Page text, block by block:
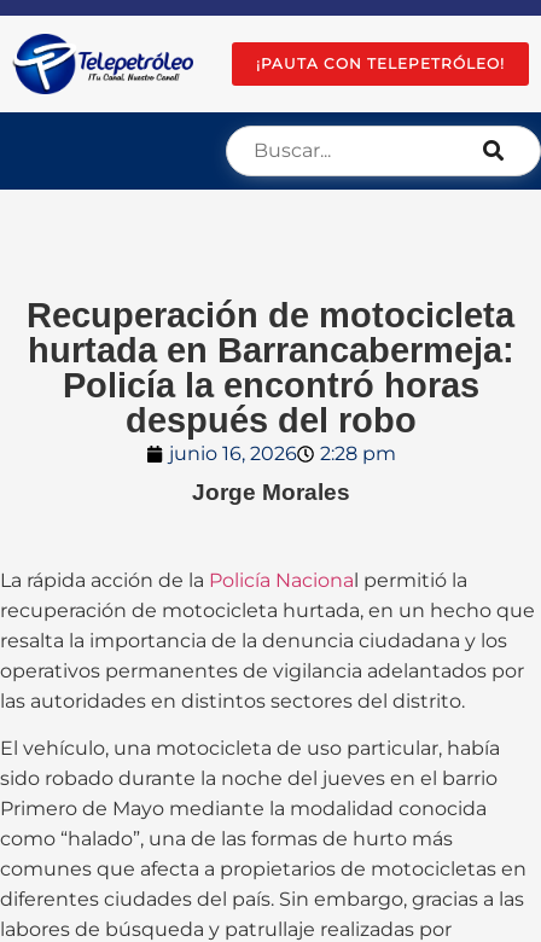
¡PAUTA CON TELEPETRÓLEO!
Recuperación de motocicleta
hurtada en Barrancabermeja:
Policía la encontró horas
después del robo
junio 16, 2026 2:28 pm
Jorge Morales
La rápida acción de la Policía Nacional permitió la
recuperación de motocicleta hurtada, en un hecho que
resalta la importancia de la denuncia ciudadana y los
operativos permanentes de vigilancia adelantados por
las autoridades en distintos sectores del distrito.
El vehículo, una motocicleta de uso particular, había
sido robado durante la noche del jueves en el barrio
Primero de Mayo mediante la modalidad conocida
como “halado”, una de las formas de hurto más
comunes que afecta a propietarios de motocicletas en
diferentes ciudades del país. Sin embargo, gracias a las
labores de búsqueda y patrullaje realizadas por